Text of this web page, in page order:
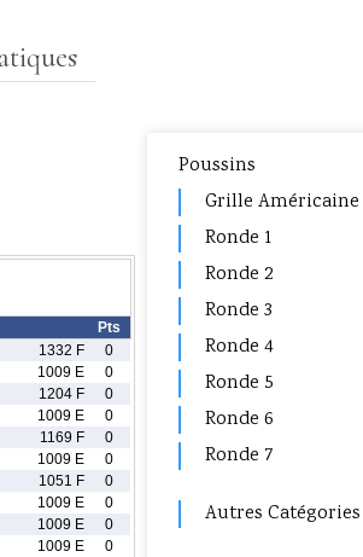
Poussins
Grille Américaine
Ronde 1
Ronde 2
Ronde 3
Ronde 4
Ronde 5
Ronde 6
Ronde 7
Autres Catégories
Pts
1332 F
0
1009 E
0
1204 F
0
1009 E
0
1169 F
0
1009 E
0
1051 F
0
1009 E
0
1009 E
0
1009 E
0